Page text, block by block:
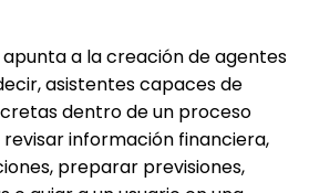
apunta a la creación de agentes
asistentes capaces de
dentro de un proceso
información financiera,
preparar previsiones,